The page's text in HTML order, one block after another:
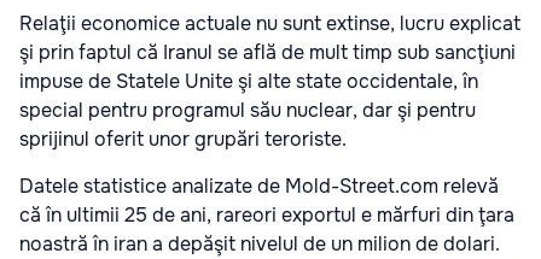
Relaţii economice actuale nu sunt extinse, lucru explicat
şi prin faptul că Iranul se află de mult timp sub sancţiuni
impuse de Statele Unite şi alte state occidentale, în
special pentru programul său nuclear, dar şi pentru
sprijinul oferit unor grupări teroriste.
Datele statistice analizate de Mold-Street.com relevă
că în ultimii 25 de ani, rareori exportul e mărfuri din ţara
noastră în iran a depăşit nivelul de un milion de dolari.